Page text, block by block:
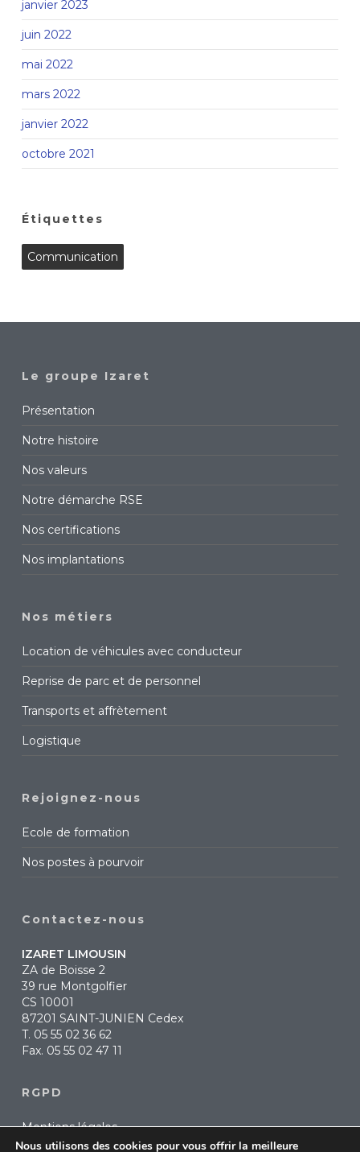
janvier 2023
juin 2022
mai 2022
mars 2022
janvier 2022
octobre 2021
Étiquettes
Communication
Le groupe Izaret
Présentation
Notre histoire
Nos valeurs
Notre démarche RSE
Nos certifications
Nos implantations
Nos métiers
Location de véhicules avec conducteur
Reprise de parc et de personnel
Transports et affrètement
Logistique
Rejoignez-nous
Ecole de formation
Nos postes à pourvoir
Contactez-nous
IZARET LIMOUSIN
ZA de Boisse 2
39 rue Montgolfier
CS 10001
87201 SAINT-JUNIEN Cedex
T. 05 55 02 36 62
Fax. 05 55 02 47 11
RGPD
Mentions légales
Nous utilisons des cookies pour vous offrir la meilleure